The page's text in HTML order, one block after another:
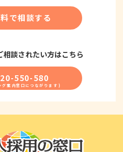
で相談する
相談されたい方はこちら
550-580